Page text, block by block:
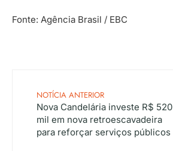
Fonte: Agência Brasil / EBC
NOTÍCIA ANTERIOR
Nova Candelária investe R$ 520
mil em nova retroescavadeira
para reforçar serviços públicos